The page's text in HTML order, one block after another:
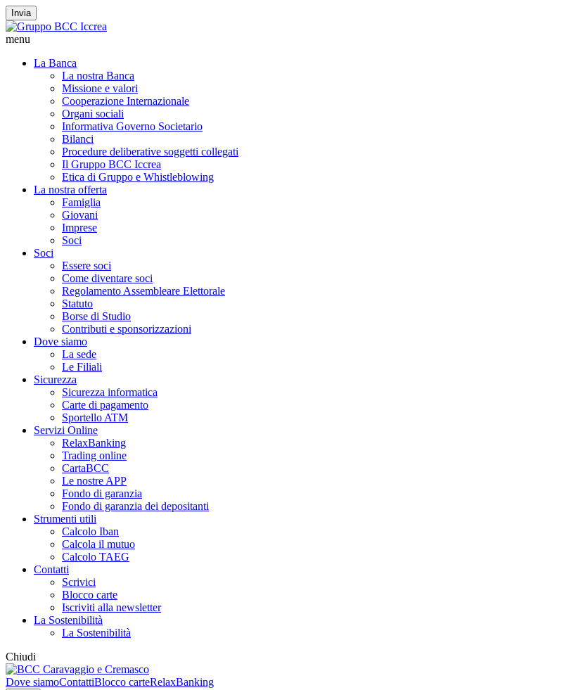
Invia
menu
La Banca
La nostra Banca
Missione e valori
Cooperazione Internazionale
Organi sociali
Informativa Governo Societario
Bilanci
Procedure deliberative soggetti collegati
Il Gruppo BCC Iccrea
Etica di Gruppo e Whistleblowing
La nostra offerta
Famiglia
Giovani
Imprese
Soci
Soci
Essere soci
Come diventare soci
Regolamento Assembleare Elettorale
Statuto
Borse di Studio
Contributi e sponsorizzazioni
Dove siamo
La sede
Le Filiali
Sicurezza
Sicurezza informatica
Carte di pagamento
Sportello ATM
Servizi Online
RelaxBanking
Trading online
CartaBCC
Le nostre APP
Fondo di garanzia
Fondo di garanzia dei depositanti
Strumenti utili
Calcolo Iban
Calcola il mutuo
Calcolo TAEG
Contatti
Scrivici
Blocco carte
Iscriviti alla newsletter
La Sostenibilità
La Sostenibilità
Chiudi
Dove siamoContattiBlocco carteRelaxBanking